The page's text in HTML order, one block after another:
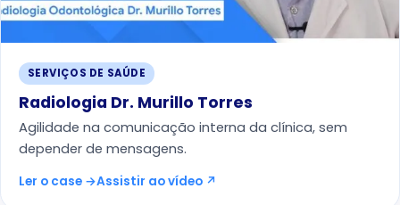
SERVIÇOS DE SAÚDE
Radiologia Dr. Murillo Torres
Agilidade na comunicação interna da clínica, sem
depender de mensagens.
Ler o case →Assistir ao vídeo ↗